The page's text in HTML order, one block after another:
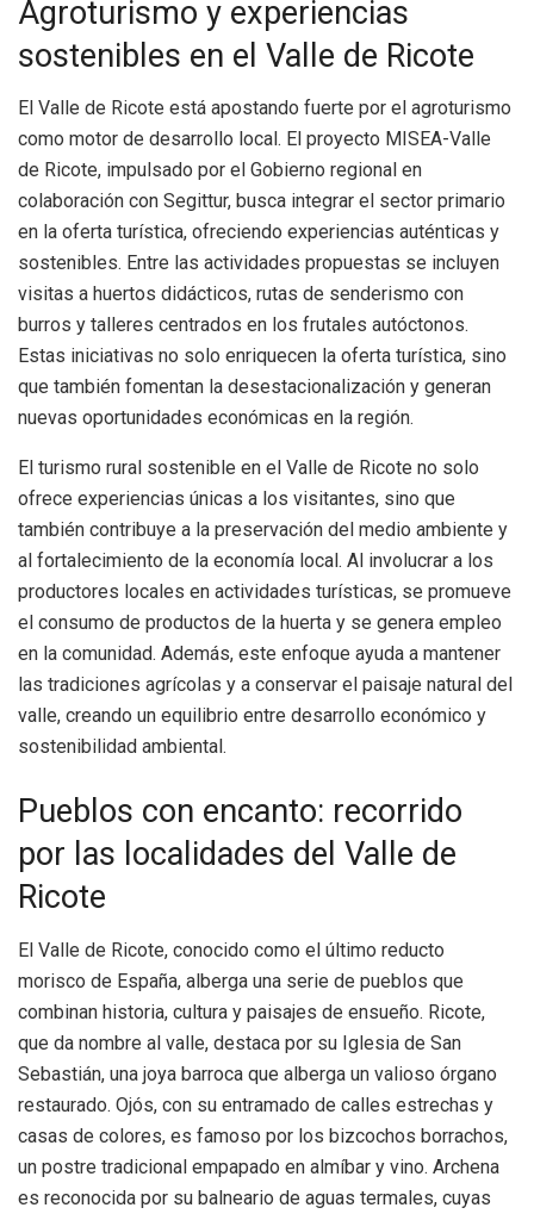
Agroturismo y experiencias
sostenibles en el Valle de Ricote
El Valle de Ricote está apostando fuerte por el agroturismo
como motor de desarrollo local. El proyecto MISEA-Valle
de Ricote, impulsado por el Gobierno regional en
colaboración con Segittur, busca integrar el sector primario
en la oferta turística, ofreciendo experiencias auténticas y
sostenibles. Entre las actividades propuestas se incluyen
visitas a huertos didácticos, rutas de senderismo con
burros y talleres centrados en los frutales autóctonos.
Estas iniciativas no solo enriquecen la oferta turística, sino
que también fomentan la desestacionalización y generan
nuevas oportunidades económicas en la región.
El turismo rural sostenible en el Valle de Ricote no solo
ofrece experiencias únicas a los visitantes, sino que
también contribuye a la preservación del medio ambiente y
al fortalecimiento de la economía local. Al involucrar a los
productores locales en actividades turísticas, se promueve
el consumo de productos de la huerta y se genera empleo
en la comunidad. Además, este enfoque ayuda a mantener
las tradiciones agrícolas y a conservar el paisaje natural del
valle, creando un equilibrio entre desarrollo económico y
sostenibilidad ambiental.
Pueblos con encanto: recorrido
por las localidades del Valle de
Ricote
El Valle de Ricote, conocido como el último reducto
morisco de España, alberga una serie de pueblos que
combinan historia, cultura y paisajes de ensueño. Ricote,
que da nombre al valle, destaca por su Iglesia de San
Sebastián, una joya barroca que alberga un valioso órgano
restaurado. Ojós, con su entramado de calles estrechas y
casas de colores, es famoso por los bizcochos borrachos,
un postre tradicional empapado en almíbar y vino. Archena
es reconocida por su balneario de aguas termales, cuyas